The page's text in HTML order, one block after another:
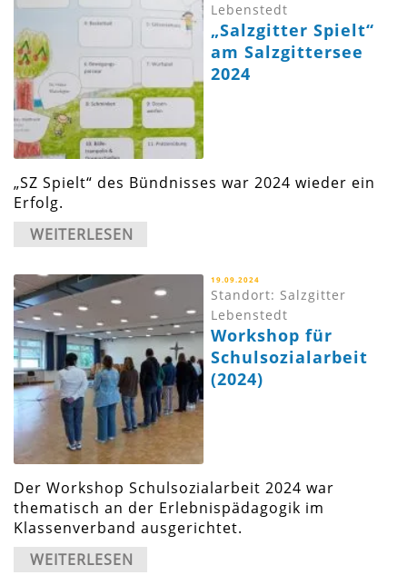
Lebenstedt
„Salzgitter Spielt“
am Salzgittersee
2024
„SZ Spielt“ des Bündnisses war 2024 wieder ein
Erfolg.
WEITERLESEN
19.09.2024
Standort: Salzgitter
Lebenstedt
Workshop für
Schulsozialarbeit
(2024)
Der Workshop Schulsozialarbeit 2024 war
thematisch an der Erlebnispädagogik im
Klassenverband ausgerichtet.
WEITERLESEN